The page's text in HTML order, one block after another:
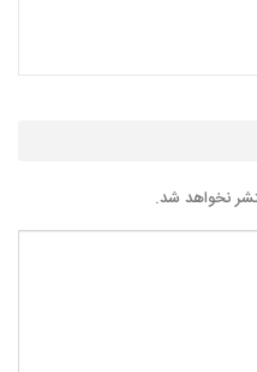
نخواهد شد.